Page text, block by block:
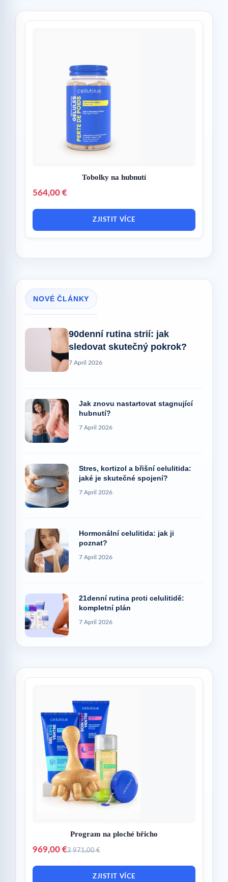
Tobolky na hubnutí
564,00 €
ZJISTIT VÍCE
NOVÉ ČLÁNKY
90denní rutina strií: jak
sledovat skutečný pokrok?
7 April 2026
Jak znovu nastartovat stagnující
hubnutí?
7 April 2026
Stres, kortizol a břišní celulitida:
jaké je skutečné spojení?
7 April 2026
Hormonální celulitida: jak ji
poznat?
7 April 2026
21denní rutina proti celulitidě:
kompletní plán
7 April 2026
Program na ploché břicho
969,00 €2 971,00 €
ZJISTIT VÍCE